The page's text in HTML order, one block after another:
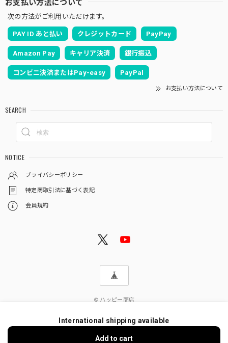
次の方法がご利用いただけます。
PAY ID あと払い クレジットカード PayPay
Amazon Pay キャリア決済 銀行振込
コンビニ決済またはPay-easy PayPal
お支払い方法について
SEARCH
NOTICE
プライバシーポリシー
特定商取引法に基づく表記
会員規約
© ハッピー商店
International shipping available
Add to cart